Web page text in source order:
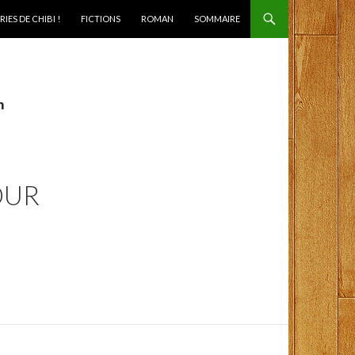
DE CHIBI ! FICTIONS ROMAN SOMMAIRE